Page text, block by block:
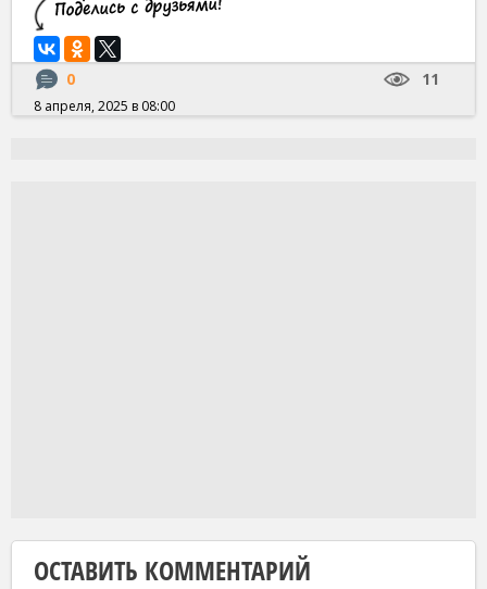
0 11
8 апреля, 2025 в 08:00
ОСТАВИТЬ КОММЕНТАРИЙ